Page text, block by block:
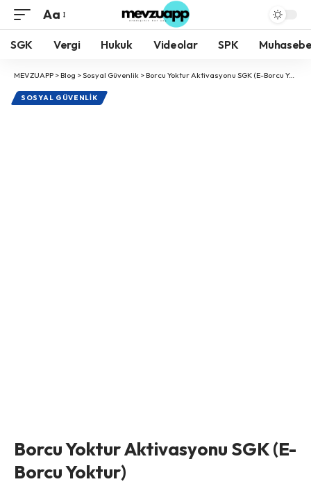
Yazı
Tipi
Aa
SGK Vergi Hukuk Videolar SPK
MEVZUAPP > Blog >Sosyal Güvenlik > Borcu Yoktur Aktivasyonu SGK (E-Borcu Yoktur)
SOSYAL GÜVENLIK
Borcu Yoktur Aktivasyonu SGK (E-
Borcu Yoktur)